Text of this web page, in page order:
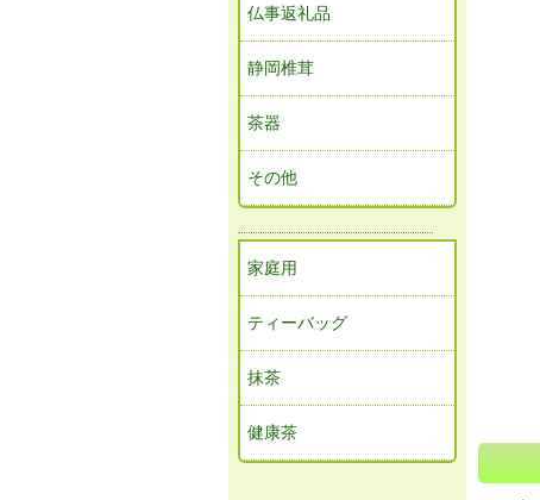
仏事返礼品
静岡椎茸
茶器
その他
家庭用
ティーバッグ
抹茶
健康茶